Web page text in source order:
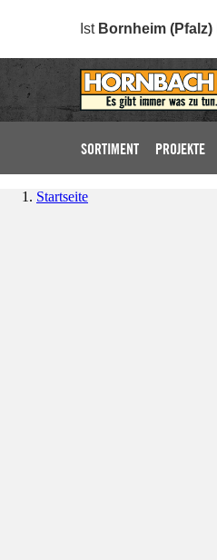
Ist Bornheim (Pfalz)
SORTIMENT PROJEKTE
Startseite